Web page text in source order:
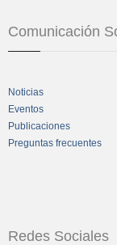
Comunicación
Noticias
Eventos
Publicaciones
Preguntas frecuentes
Redes Sociales